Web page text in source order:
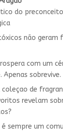
do
não geram
com um
sobrevive.
de
revelam
sempre um